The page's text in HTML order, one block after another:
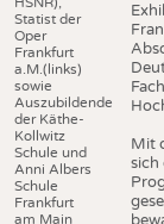
Statist der
Oper
Frankfurt
a.M.(links)
sowie
Auszubildende
der Käthe-
Kollwitz
Schule und
Anni Albers
Schule
Frankfurt
am Main
Mit
sich